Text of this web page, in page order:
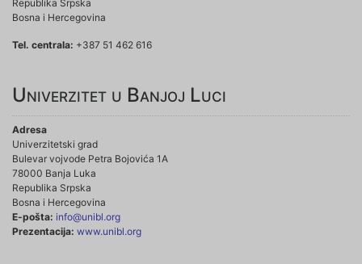
Republika Srpska
Bosna i Hercegovina
Tel. centrala: +387 51 462 616
Univerzitet u Banjoj Luci
Adresa
Univerzitetski grad
Bulevar vojvode Petra Bojovića 1A
78000 Banja Luka
Republika Srpska
Bosna i Hercegovina
E-pošta: info@unibl.org
Prezentacija: www.unibl.org